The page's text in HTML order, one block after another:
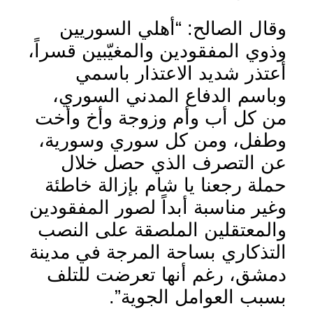
وقال الصالح: “أهلي السوريين
وذوي المفقودين والمغيّبين قسراً،
أعتذر شديد الاعتذار باسمي
وباسم الدفاع المدني السوري،
من كل أب وأم وزوجة وأخ وأخت
وطفل، ومن كل سوري وسورية،
عن التصرف الذي حصل خلال
حملة رجعنا يا شام بإزالة خاطئة
وغير مناسبة أبداً لصور المفقودين
والمعتقلين الملصقة على النصب
التذكاري بساحة المرجة في مدينة
دمشق، رغم أنها تعرضت للتلف
بسبب العوامل الجوية”.